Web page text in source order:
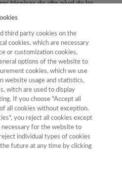
técnicos de alto nivel de las
de la financiación, ejecución y
requiere la creación de un
basado en sistemas de
almacenamiento,
resultados de investigación,
sostenibles, abiertos, accesibles,
Este proceso exige
así como un cambio cultural que
SECTI. La creación y
los incentivos, los reconocimientos
la acción de la FECYT para llevar a
la ENCA y ciencia abierta en
third party cookies on the
cookies, which are necessary
or customization cookies,
options of the website to
cookies, which we use
website usage and statistics,
witch are used to display
If you choose "Accept all
all cookies without exception.
you reject all cookies except
for the website to
individual types of cookies
future at any time by clicking